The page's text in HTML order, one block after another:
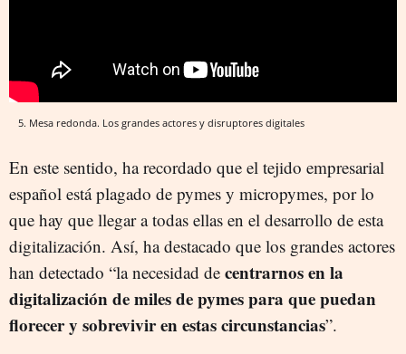
5. Mesa redonda. Los grandes actores y disruptores digitales
En este sentido, ha recordado que el tejido empresarial
español está plagado de pymes y micropymes, por lo
que hay que llegar a todas ellas en el desarrollo de esta
digitalización. Así, ha destacado que los grandes actores
han detectado “la necesidad de centrarnos en la
digitalización de miles de pymes para que puedan
florecer y sobrevivir en estas circunstancias”.